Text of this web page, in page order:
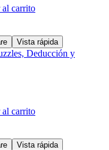
carrito
Vista rápida
Deducción y
carrito
Vista rápida